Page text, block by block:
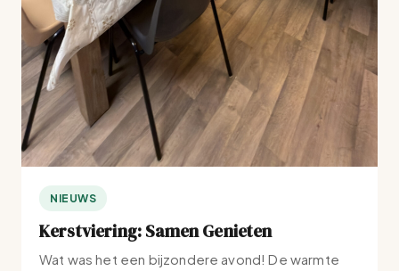
NIEUWS
Kerstviering: Samen Genieten
Wat was het een bijzondere avond! De warmte